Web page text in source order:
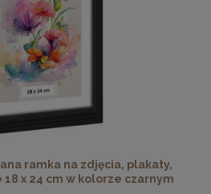
ramka na zdjęcia, plakaty,
x 24 cm w kolorze czarnym